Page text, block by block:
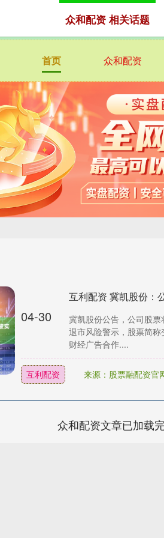
首页 众和配资
众和配资 相关话题
04-30
互利配资 冀凯股份：
冀凯股份公告，公司股
退市风险警示，股票简称
财经广告合作....
互利配资 来源：股票融配资官
众和配资文章已加载